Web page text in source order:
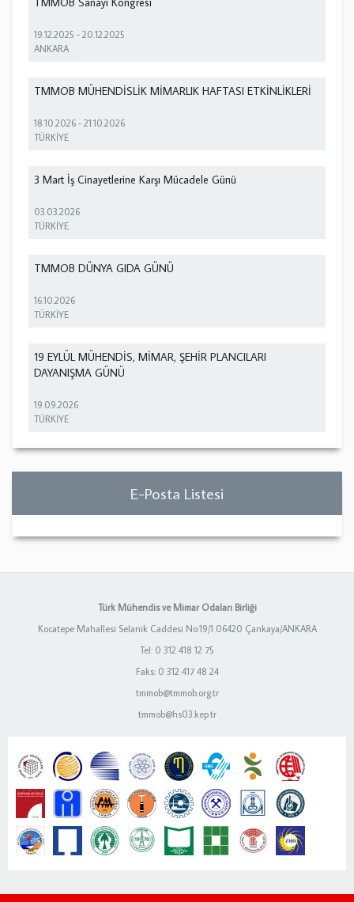
19.12.2025 -20.12.2025
ANKARA
TMMOB MÜHENDİSLİK MİMARLIK HAFTASI ETKİNLİKLERİ
18.10.2026 -21.10.2026
TÜRKİYE
3 Mart İş Cinayetlerine Karşı Mücadele Günü
03.03.2026
TÜRKİYE
TMMOB DÜNYA GIDA GÜNÜ
16.10.2026
TÜRKİYE
19 EYLÜL MÜHENDİS, MİMAR, ŞEHİR PLANCILARI
DAYANIŞMA GÜNÜ
19.09.2026
TÜRKİYE
E-Posta Listesi
Türk Mühendis ve Mimar Odaları Birliği
Kocatepe Mahallesi Selanik Caddesi No:19/1 06420 Çankaya/ANKARA
Tel: 0 312 418 12 75
Faks: 0 312 417 48 24
tmmob@tmmob.org.tr
tmmob@hs03.kep.tr